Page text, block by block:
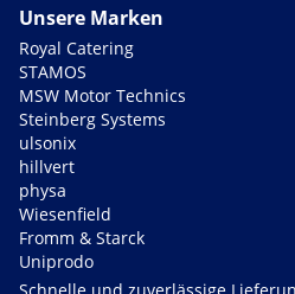
Unsere Marken
Royal Catering
STAMOS
MSW Motor Technics
Steinberg Systems
ulsonix
hillvert
physa
Wiesenfield
Fromm & Starck
Uniprodo